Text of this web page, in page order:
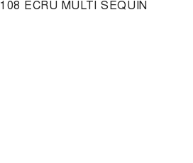
108 ECRU MULTI SEQUIN